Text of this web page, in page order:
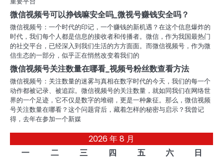
微信视频号可以挣钱嘛安全吗_微视号赚钱安全吗？
微信视频号：一个时代的印记，一个赚钱的新机遇？在这个信息爆炸的
时代，我们每个人都是信息的接收者和传播者。微信，作为我国最热门
的社交平台，已经深入到我们生活的方方面面。而微信视频号，作为微
信生态的一部分，似乎正在悄然改变着我们的
微信视频号关注数量在哪看_视频号粉丝数查看方法
微信视频号：关注数量的迷雾与真相在数字时代的今天，我们的每一个
动作都被记录、被追踪。微信视频号的关注数量，就如同我们在网络世
界的一个足迹，它不仅是数字的堆砌，更是一种象征。那么，微信视频
号关注数量在哪看？这个问题背后，藏着怎样的秘密与启示？我曾记
得，去年在参加一个新媒
2026 年 8 月
一
二 三 四 五 六
日